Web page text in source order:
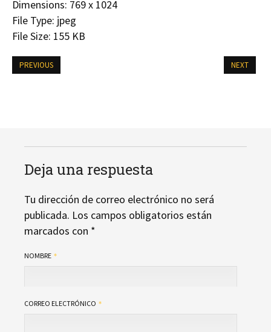
Dimensions: 769 x 1024
File Type: jpeg
File Size: 155 KB
PREVIOUS NEXT
Deja una respuesta
Tu dirección de correo electrónico no será
publicada. Los campos obligatorios están
marcados con *
NOMBRE
CORREO ELECTRÓNICO